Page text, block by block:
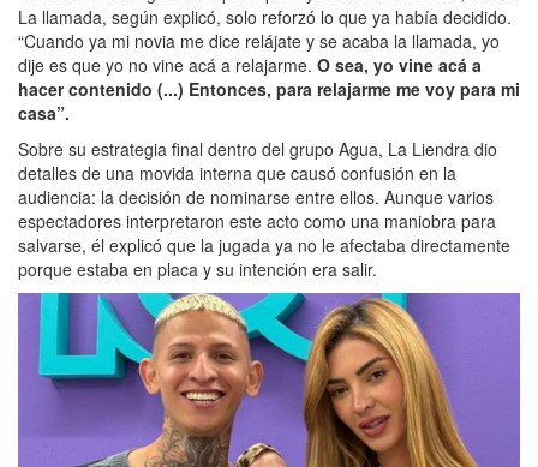
La llamada, según explicó, solo reforzó lo que ya había decidido.
“Cuando ya mi novia me dice relájate y se acaba la llamada, yo
dije es que yo no vine acá a relajarme. O sea, yo vine acá a
hacer contenido (...) Entonces, para relajarme me voy para mi
casa”.
Sobre su estrategia final dentro del grupo Agua, La Liendra dio
detalles de una movida interna que causó confusión en la
audiencia: la decisión de nominarse entre ellos. Aunque varios
espectadores interpretaron este acto como una maniobra para
salvarse, él explicó que la jugada ya no le afectaba directamente
porque estaba en placa y su intención era salir.